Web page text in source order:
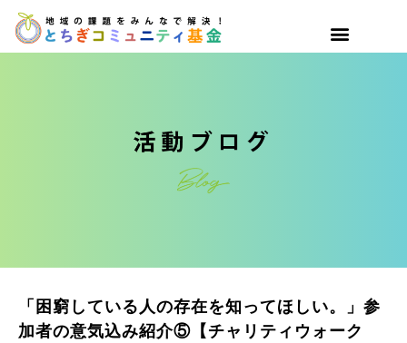
「困窮している人の存在を知ってほしい。」参
加者の意気込み紹介⑤【チャリティウォーク